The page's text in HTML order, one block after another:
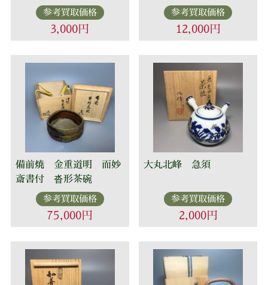
参考買取価格
3,000円
参考買取価格
12,000円
備前焼 金重道明 而妙
斎書付 沓形茶碗
参考買取価格
75,000円
大丸北峰 急須
参考買取価格
2,000円